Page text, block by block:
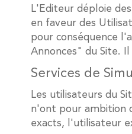
L'Editeur déploie
en faveur des
pour conséquence
Annonces" du Site.
Services de
Les utilisateurs du
n'ont pour ambition
exacts, l'utilisateur